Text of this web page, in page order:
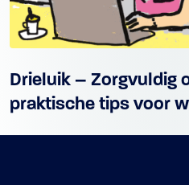
Drieluik – Zorgvuldig
praktische tips voor